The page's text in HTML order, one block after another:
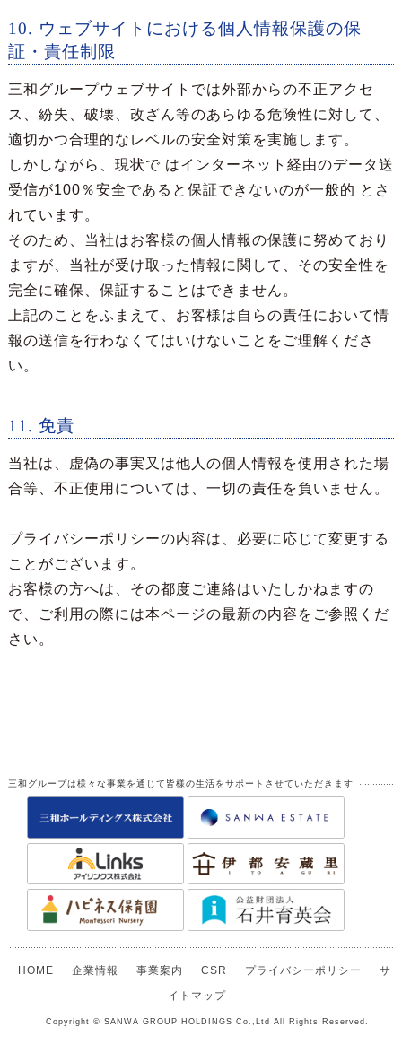
10. ウェブサイトにおける個人情報保護の保
証・責任制限
三和グループウェブサイトでは外部からの不正アクセ
ス、紛失、破壊、改ざん等のあらゆる危険性に対して、
適切かつ合理的なレベルの安全対策を実施します。
しかしながら、現状で はインターネット経由のデータ送
受信が100％安全であると保証できないのが一般的 とさ
れています。
そのため、当社はお客様の個人情報の保護に努めており
ますが、当社が受け取った情報に関して、その安全性を
完全に確保、保証することはできません。
上記のことをふまえて、お客様は自らの責任において情
報の送信を行わなくてはいけないことをご理解くださ
い。
11. 免責
当社は、虚偽の事実又は他人の個人情報を使用された場
合等、不正使用については、一切の責任を負いません。
プライバシーポリシーの内容は、必要に応じて変更する
ことがございます。
お客様の方へは、その都度ご連絡はいたしかねますの
で、ご利用の際には本ページの最新の内容をご参照くだ
さい。
三和グループは様々な事業を通じて皆様の生活をサポートさせていただきます
HOME 企業情報 事業案内 CSR プライバシーポリシー サ
イトマップ
Copyright © SANWA GROUP HOLDINGS Co.,Ltd All Rights Reserved.